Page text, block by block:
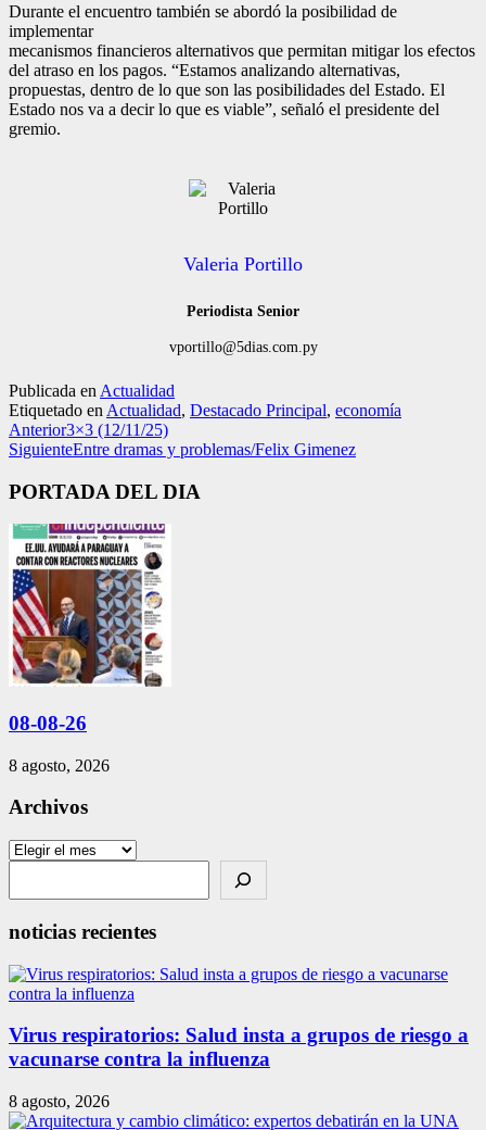
Durante el encuentro también se abordó la posibilidad de
implementar
mecanismos financieros alternativos que permitan mitigar los efectos
del atraso en los pagos. “Estamos analizando alternativas,
propuestas, dentro de lo que son las posibilidades del Estado. El
Estado nos va a decir lo que es viable”, señaló el presidente del
gremio.
Valeria Portillo
Periodista Senior
vportillo@5dias.com.py
Publicada en Actualidad
Etiquetado en Actualidad, Destacado Principal, economía
Anterior3×3 (12/11/25)
SiguienteEntre dramas y problemas/Felix Gimenez
PORTADA DEL DIA
08-08-26
8 agosto, 2026
Archivos
Archivos
noticias recientes
Virus respiratorios: Salud insta a grupos de riesgo a
vacunarse contra la influenza
8 agosto, 2026